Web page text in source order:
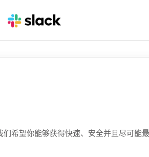
希望你能够获得快速、安全并且尽可能